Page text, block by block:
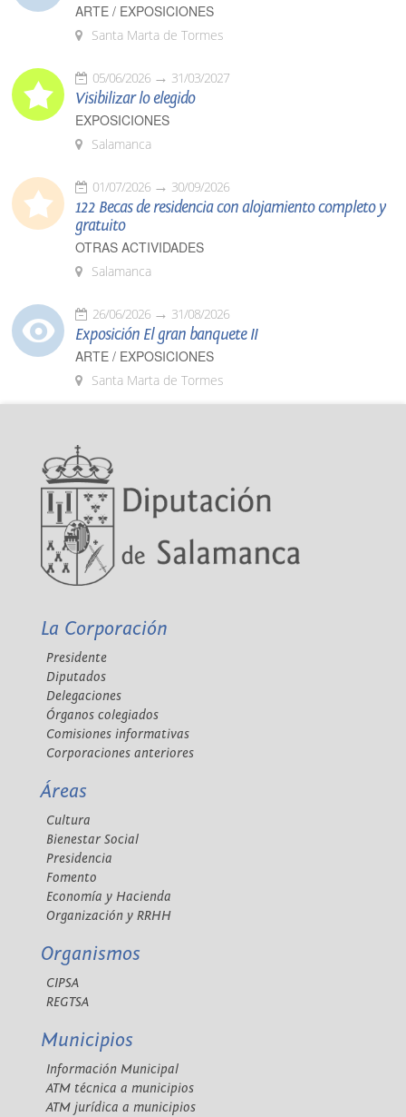
ARTE / EXPOSICIONES
Santa Marta de Tormes
05/06/2026 31/03/2027
Visibilizar lo elegido
EXPOSICIONES
Salamanca
01/07/2026 30/09/2026
122 Becas de residencia con alojamiento completo y
gratuito
OTRAS ACTIVIDADES
Salamanca
26/06/2026 31/08/2026
Exposición El gran banquete II
ARTE / EXPOSICIONES
Santa Marta de Tormes
La Corporación
Presidente
Diputados
Delegaciones
Órganos colegiados
Comisiones informativas
Corporaciones anteriores
Áreas
Cultura
Bienestar Social
Presidencia
Fomento
Economía y Hacienda
Organización y RRHH
Organismos
CIPSA
REGTSA
Municipios
Información Municipal
ATM técnica a municipios
ATM jurídica a municipios